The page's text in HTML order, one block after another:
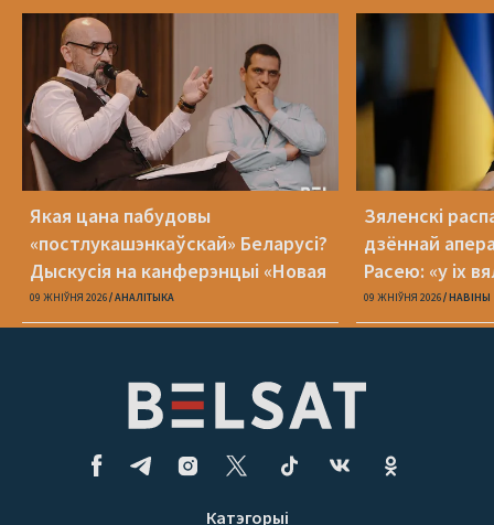
Якая цана пабудовы
«постлукашэнкаўскай» Беларусі?
Дыскусія на канферэнцыі «Новая
Беларусь»
09 ЖНІЎНЯ 2026 АНАЛІТЫКА
Зяленскі
дзённай
Расею: «у іх
09 ЖНІЎНЯ 2026 НАВІНЫ
Катэгорыі